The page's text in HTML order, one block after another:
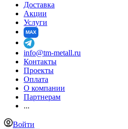
Доставка
Акции
Услуги
MAX
info@tm-metall.ru
Контакты
Проекты
Оплата
О компании
Партнерам
...
Войти